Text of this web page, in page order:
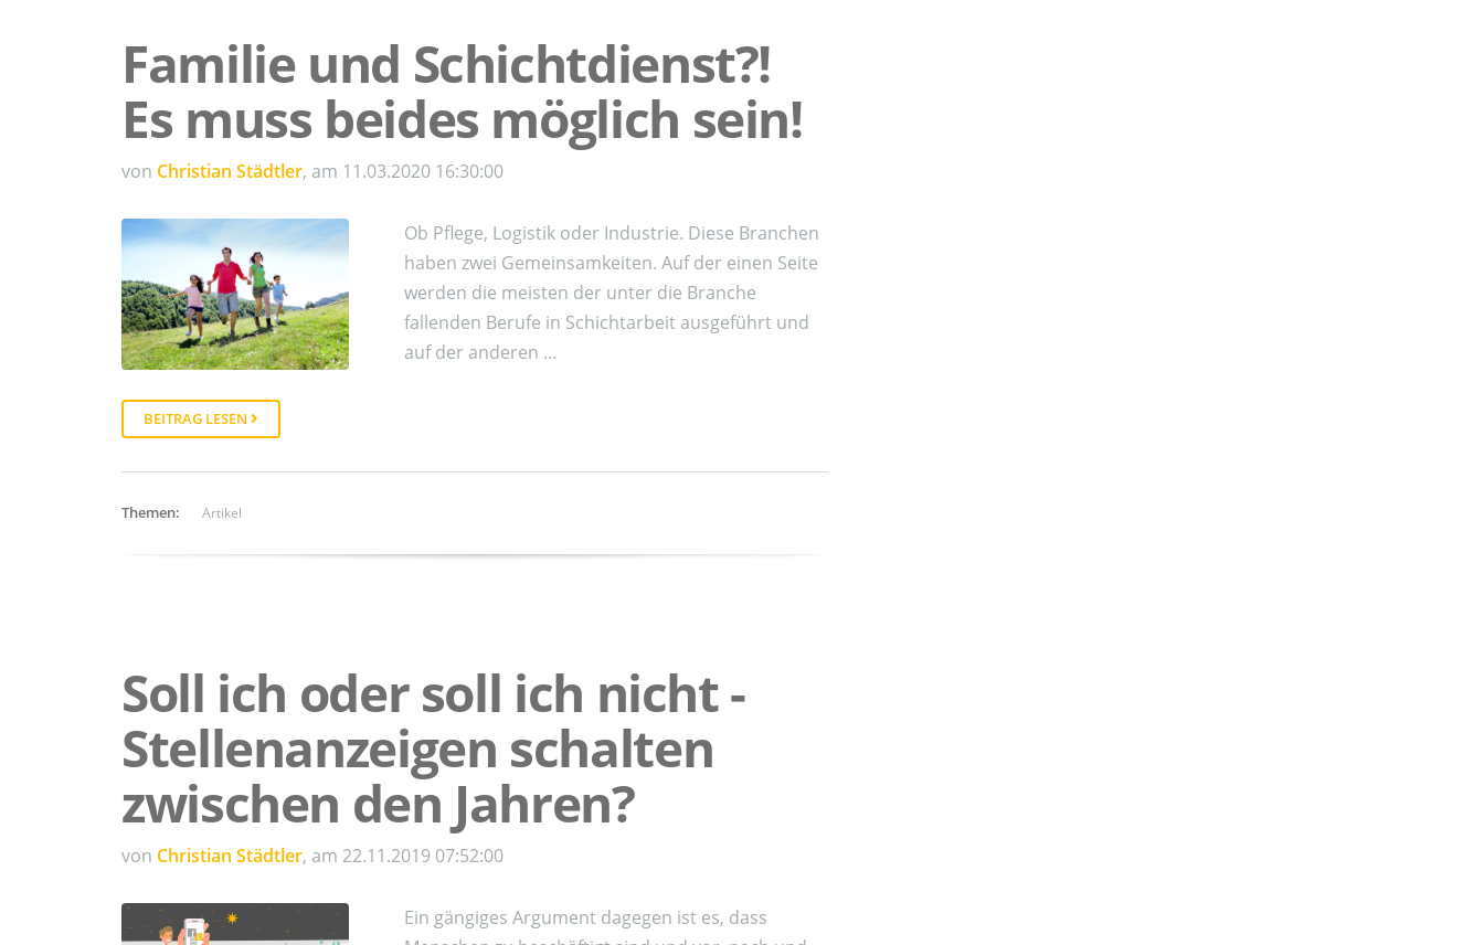
Familie und Schichtdienst?!
Es muss beides möglich sein!
von Christian Städtler, am 11.03.2020 16:30:00
Ob Pflege, Logistik oder Industrie. Diese Branchen
haben zwei Gemeinsamkeiten. Auf der einen Seite
werden die meisten der unter die Branche
fallenden Berufe in Schichtarbeit ausgeführt und
auf der anderen …
BEITRAG LESEN
Themen: Artikel
Soll ich oder soll ich nicht -
Stellenanzeigen schalten
zwischen den Jahren?
von Christian Städtler, am 22.11.2019 07:52:00
Ein gängiges Argument dagegen ist es, dass